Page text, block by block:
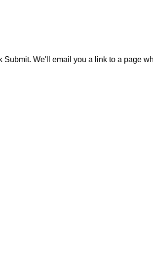
We'll email you a link to a page